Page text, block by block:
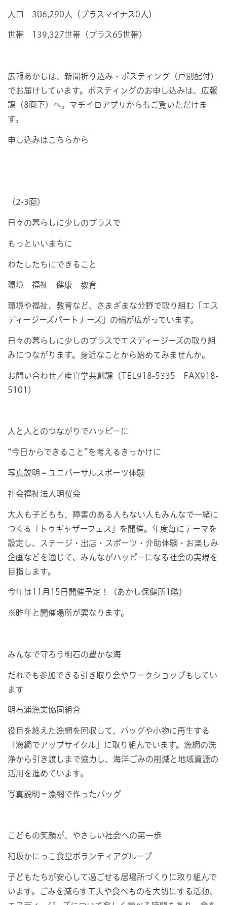
人口 306,290人（プラスマイナス0人）
世帯 139,327世帯（プラス65世帯）
広報あかしは、新聞折り込み・ポスティング（戸別配付）
でお届けしています。ポスティングのお申し込みは、広報
課（8面下）へ。マチイロアプリからもご覧いただけま
す。
申し込みはこちらから
（2-3面）
日々の暮らしに少しのプラスで
もっといいまちに
わたしたちにできること
環境 福祉 健康 教育
環境や福祉、教育など、さまざまな分野で取り組む「エス
ディージーズパートナーズ」の輪が広がっています。
日々の暮らしに少しのプラスでエスディージーズの取り組
みにつながります。身近なことから始めてみませんか。
お問い合わせ／産官学共創課（TEL918-5335 FAX918-
5101）
人と人とのつながりでハッピーに
“今日からできること”を考えるきっかけに
写真説明＝ユニバーサルスポーツ体験
社会福祉法人明桜会
大人も子どもも、障害のある人もない人もみんなで一緒に
つくる「トゥギャザーフェス」を開催。年度毎にテーマを
設定し、ステージ・出店・スポーツ・介助体験・お楽しみ
企画などを通じて、みんながハッピーになる社会の実現を
目指します。
今年は11月15日開催予定！（あかし保健所1階）
※昨年と開催場所が異なります。
みんなで守ろう明石の豊かな海
だれでも参加できる引き取り会やワークショップもしてい
ます
明石浦漁業協同組合
役目を終えた漁網を回収して、バッグや小物に再生する
「漁網でアップサイクル」に取り組んでいます。漁網の洗
浄から引き渡しまで協力し、海洋ごみの削減と地域資源の
活用を進めています。
写真説明＝漁網で作ったバッグ
こどもの笑顔が、やさしい社会への第一歩
和坂かにっこ食堂ボランティアグループ
子どもたちが安心して過ごせる居場所づくりに取り組んで
います。ごみを減らす工夫や食べものを大切にする活動、